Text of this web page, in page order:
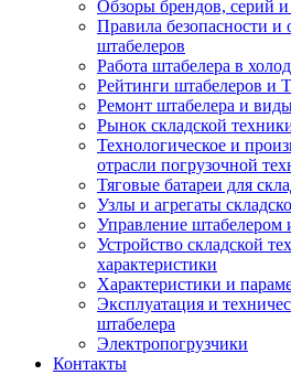
Обзоры брендов, серий
Правила безопасности и
штабелеров
Работа штабелера в
Рейтинги штабелеров и
Ремонт штабелера и
Рынок складской
Технологическое и
отрасли погрузочной
Тяговые батареи для
Узлы и агрегаты
Управление штабелером
Устройство складской
характеристики
Характеристики и
Эксплуатация и
штабелера
Электропогрузчики
Контакты